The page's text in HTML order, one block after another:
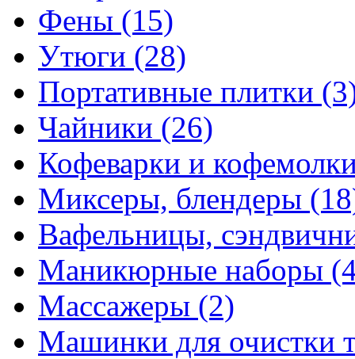
Фены (15)
Утюги (28)
Портативные плитки
Чайники (26)
Кофеварки и
Миксеры, блендеры
Вафельницы,
Маникюрные наборы
Массажеры (2)
Машинки для очистки